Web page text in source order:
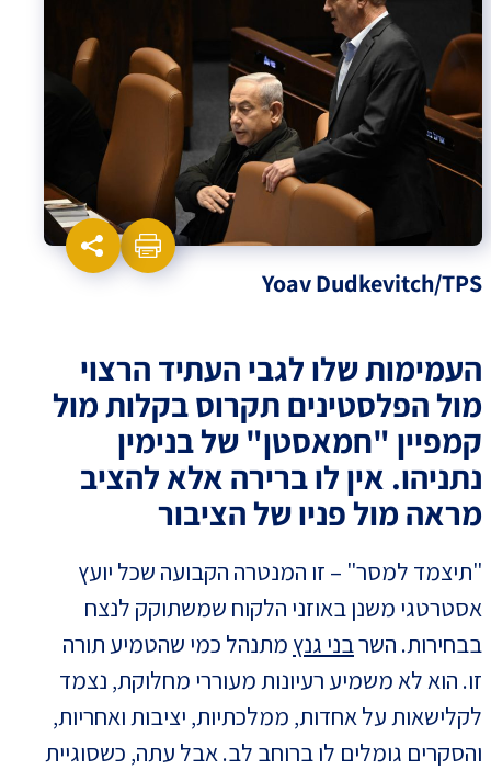
Yoav Dudkevitch/TPS
העמימות שלו לגבי העתיד הרצוי
מול הפלסטינים תקרוס בקלות מול
קמפיין "חמאסטן" של בנימין
נתניהו. אין לו ברירה אלא להציב
מראה מול פניו של הציבור
"תיצמד למסר" – זו המנטרה הקבועה שכל יועץ
אסטרטגי משנן באוזני הלקוח שמשתוקק לנצח
בבחירות. השרבני גנץ מתנהל כמי שהטמיע תורה
זו. הוא לא משמיע רעיונות מעוררי מחלוקת, נצמד
לקלישאות על אחדות, ממלכתיות, יציבות ואחריות,
והסקרים גומלים לו ברוחב לב. אבל עתה, כשסוגיית